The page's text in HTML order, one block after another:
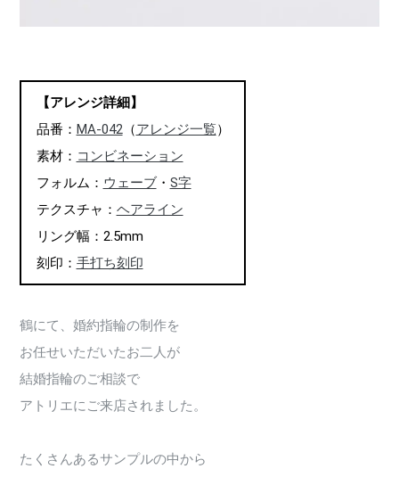
【アレンジ詳細】
品番： MA-042（アレンジ一覧）
素材： コンビネーション
フォルム： ウェーブ・ S字
テクスチャ： ヘアライン
リング幅：2.5mm
刻印： 手打ち刻印
鶴にて、婚約指輪の制作を
お任せいただいたお二人が
結婚指輪のご相談で
アトリエにご来店されました。
たくさんあるサンプルの中から